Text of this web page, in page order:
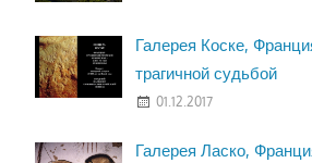
Галерея Коске,
трагичной судьбой
01.12.2017
Галерея Ласко,